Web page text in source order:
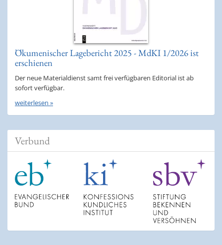
Ökumenischer Lagebericht 2025 - MdKI 1/2026 ist
erschienen
Der neue Materialdienst samt frei verfügbaren Editorial ist ab
sofort verfügbar.
weiterlesen »
Verbund